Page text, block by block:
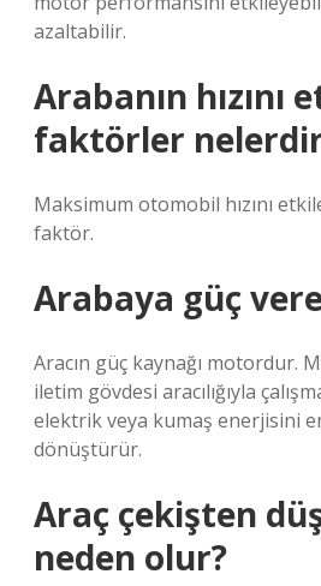
azaltabilir.
Arabanın hızını
faktörler
Maksimum otomobil hızını
faktör.
Arabaya güç
Aracın güç kaynağı motordur.
iletim gövdesi aracılığıyla
elektrik veya kumaş enerjisini
dönüştürür.
Araç çekişten
neden olur?